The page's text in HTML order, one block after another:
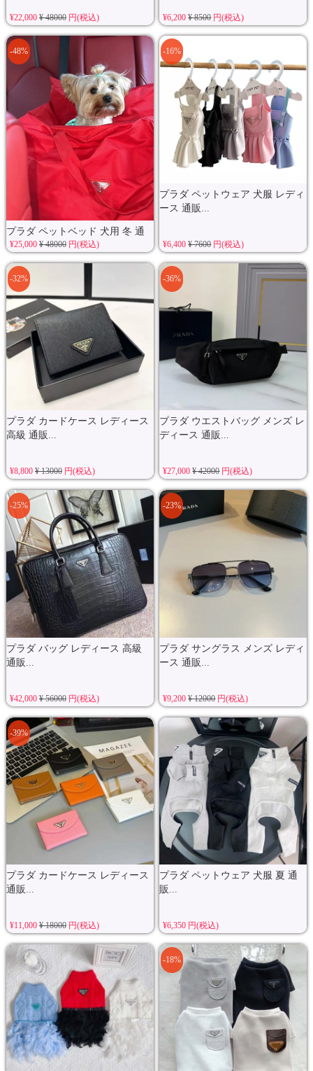
¥22,000 ¥ 48000円(税込) ¥6,200¥ 8500円(税込)
プラダ ペットベッド 犬用 冬 通
販...
-48%
¥25,000 ¥ 48000円(税込)
プラダ ペットウェア 犬服 レディ
ース 通販...
-16%
¥6,400¥ 7600円(税込)
プラダ カードケース レディース
高級 通販...
-32%
¥8,800 ¥ 13000円(税込)
プラダ ウエストバッグ メンズ レ
ディース 通販...
-36%
¥27,000¥ 42000円(税込)
プラダ バッグ レディース 高級
通販...
-25%
¥42,000 ¥ 56000円(税込)
プラダ サングラス メンズ レディ
ース 通販...
-23%
¥9,200¥ 12000円(税込)
プラダ カードケース レディース
通販...
-39%
¥11,000 ¥ 18000円(税込)
プラダ ペットウェア 犬服 夏 通
販...
¥6,350 円(税込)
-18%